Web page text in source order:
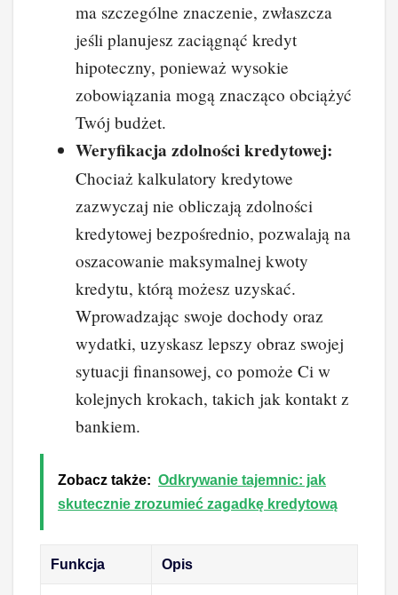
ma szczególne znaczenie, zwłaszcza
jeśli planujesz zaciągnąć kredyt
hipoteczny, ponieważ wysokie
zobowiązania mogą znacząco obciążyć
Twój budżet.
Weryfikacja zdolności kredytowej:
Chociaż kalkulatory kredytowe
zazwyczaj nie obliczają zdolności
kredytowej bezpośrednio, pozwalają na
oszacowanie maksymalnej kwoty
kredytu, którą możesz uzyskać.
Wprowadzając swoje dochody oraz
wydatki, uzyskasz lepszy obraz swojej
sytuacji finansowej, co pomoże Ci w
kolejnych krokach, takich jak kontakt z
bankiem.
Zobacz także: Odkrywanie tajemnic: jak
skutecznie zrozumieć zagadkę kredytową
Funkcja Opis